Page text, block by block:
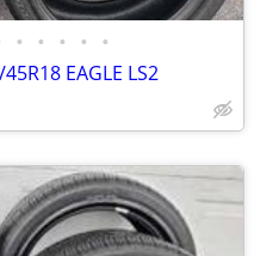
• • • • •
EAGLE LS2